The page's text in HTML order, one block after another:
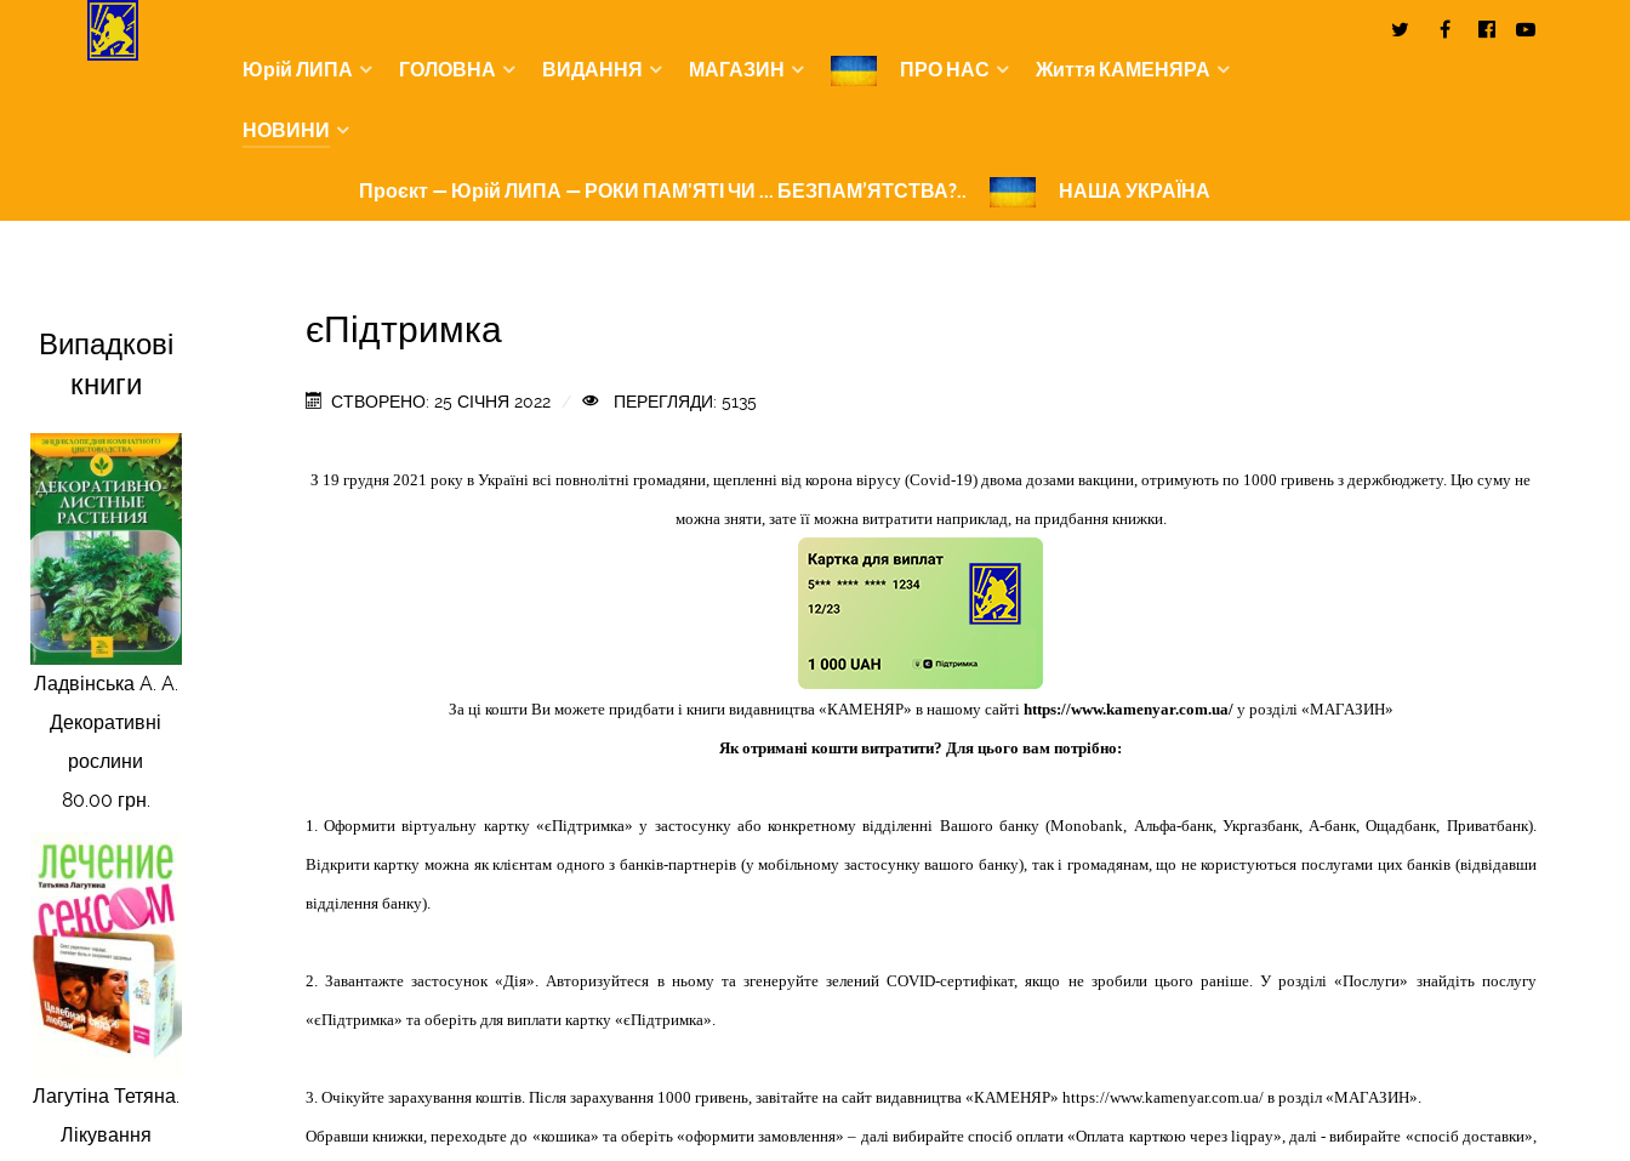
Юрій ЛИПА ГОЛОВНА ВИДАННЯ МАГАЗИН ПРО НАС Життя КАМЕНЯРА
НОВИНИ
Проєкт — Юрій ЛИПА — РОКИ ПАМ'ЯТІ ЧИ ... БЕЗПАМ’ЯТСТВА?.. НАША УКРАЇНА
Випадкові
книги
Ладвінська A. A.
Декоративні
рослини
80.00 грн.
Лагутіна Тетяна.
Лікування
єПідтримка
СТВОРЕНО: 25 СІЧНЯ 2022 ПЕРЕГЛЯДИ: 5135
З 19 грудня 2021 року в Україні всі повнолітні громадяни, щепленні від корона вірусу (Covid-19) двома дозами вакцини, отримують по 1000 гривень з держбюджету. Цю суму не
можна зняти, зате її можна витратити наприклад, на придбання книжки.
За ці кошти Ви можете придбати і книги видавництва «КАМЕНЯР» в нашому сайті https://www.kamenyar.com.ua/у розділі «МАГАЗИН»
Як отримані кошти витратити? Для цього вам потрібно:
1. Оформити віртуальну картку «єПідтримка» у застосунку або конкретному відділенні Вашого банку (Monobank, Альфа-банк, Укргазбанк, А-банк, Ощадбанк, Приватбанк).
Відкрити картку можна як клієнтам одного з банків-партнерів (у мобільному застосунку вашого банку), так і громадянам, що не користуються послугами цих банків (відвідавши
відділення банку).
2. Завантажте застосунок «Дія». Авторизуйтеся в ньому та згенеруйте зелений COVID-сертифікат, якщо не зробили цього раніше. У розділі «Послуги» знайдіть послугу
«єПідтримка» та оберіть для виплати картку «єПідтримка».
3. Очікуйте зарахування коштів. Після зарахування 1000 гривень, завітайте на сайт видавництва «КАМЕНЯР» https://www.kamenyar.com.ua/в розділ «МАГАЗИН».
Обравши книжки, переходьте до «кошика» та оберіть «оформити замовлення» – далі вибирайте спосіб оплати «Оплата карткою через liqpay», далі - вибирайте «спосіб доставки»,